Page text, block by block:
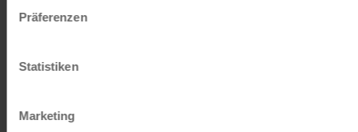
Impressum
Präferenzen
Statistiken
Marketing